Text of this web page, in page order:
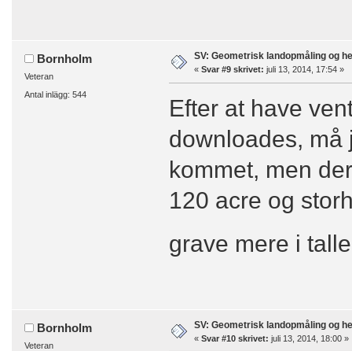
Bornholm
Veteran
Antal inlägg: 544
SV: Geometrisk landopmåling og
« Svar #9 skrivet: juli 13, 2014, 17:54 »
Efter at have
downloades, må
kommet, men
120 acre og
grave mere i
Bornholm
Veteran
SV: Geometrisk landopmåling og
« Svar #10 skrivet: juli 13, 2014, 18:00 »